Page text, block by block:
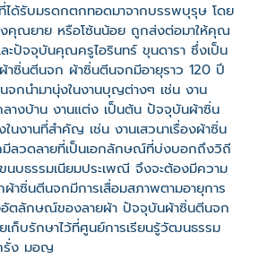
ได้รับมรดกตกทอดมาจากบรรพบุรุษ โดย
คุณยาย หรือโซ้นน้อย ถูกส่งต่อมาให้คุณ
ะปัจจุบันคุณครูไอรินทร์ ขุนดารา ซึ่งเป็น
ผ้าซิ่นตีนจก ผ้าซิ่นตีนจกมีอายุราว 120 ปี
จกนำมานุ่งในงานบุญต่างๆ เช่น งาน
างบ้าน งานแต่ง เป็นต้น ปัจจุบันผ้าซิ่น
นงานที่สำคัญ เช่น งานเสวนาเรื่องผ้าซิ่น
ลวดลายที่เป็นเอกลักษณ์ที่บ่งบอกถึงวิถี
นบธรรมเนียมประเพณี จึงจะต้องมีความ
ผ้าซิ่นตีนจกมีการเสื่อมสภาพตามอายุการ
อัตลักษณ์ของลายผ้า ปัจจุบันผ้าซิ่นตีนจก
ก็บรักษาไว้ที่ศูนย์การเรียนรู้วัฒนธรรม
รั่ง มอญ